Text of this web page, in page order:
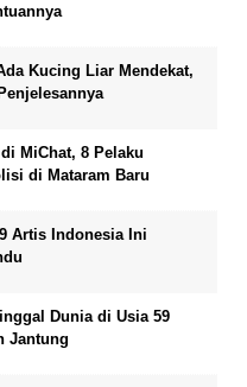
Kucing Liar Mendekat,
MiChat, 8 Pelaku
di Mataram Baru
Artis Indonesia Ini
Dunia di Usia 59
Jantung